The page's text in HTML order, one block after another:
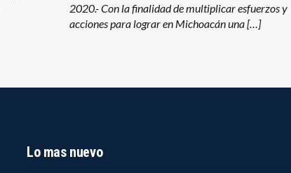
2020.- Con la finalidad de multiplicar esfuerzos y
acciones para lograr en Michoacán una […]
Lo mas nuevo